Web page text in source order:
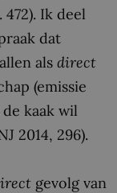
472). Ik deel
dat
als direct
(emissie
kaak wil
2014, 296).
gevolg van